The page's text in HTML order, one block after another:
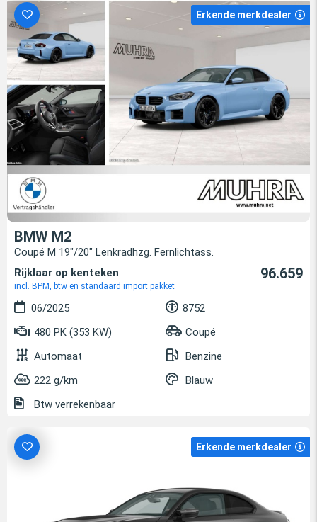
Erkende merkdealer
BMW M2
Coupé M 19"/20" Lenkradhzg. Fernlichtass.
Rijklaar op kenteken
incl. BPM, btw en standaard import pakket
96.659
06/2025
8752
480 PK (353 KW)
Coupé
Automaat
Benzine
222 g/km
Blauw
Btw verrekenbaar
Erkende merkdealer